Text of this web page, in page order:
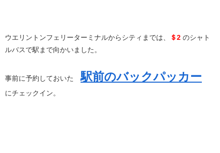
ウエリントンフェリーターミナルからシティまでは、 ＄2 のシャト
ルバスで駅まで向かいました。
事前に予約しておいた駅前のバックパッカー
にチェックイン。